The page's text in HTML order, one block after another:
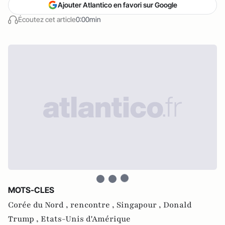
Écoutez cet article0:00min
Ajouter Atlantico en favori sur Google
MOTS-CLES
Corée du Nord , rencontre , Singapour , Donald
Trump , Etats-Unis d'Amérique